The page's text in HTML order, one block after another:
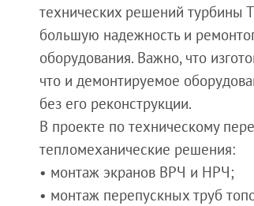
технических решений турбины
большую надежность и
оборудования. Важно, что
что и демонтируемое
без его реконструкции.
В проекте по техническому
тепломеханические решения:
• монтаж экранов ВРЧ и НРЧ;
• монтаж перепускных труб